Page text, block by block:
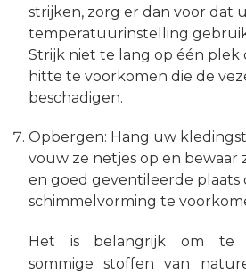
strijken, zorg er dan voor dat
temperatuurinstelling
Strijk niet te lang op één plek
hitte te voorkomen die de
beschadigen.
Opbergen: Hang uw
vouw ze netjes op en bewaar
en goed geventileerde plaats
schimmelvorming te
Het is belangrijk om te
sommige stoffen van